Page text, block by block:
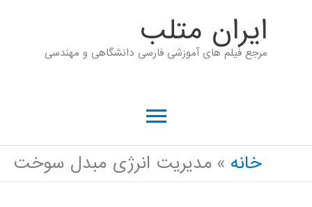
ايران متلب
مرجع فیلم های آموزشی فارسی دانشگاهی و مهندسی
فهرست
اصلی
خانه مدیریت انرژی مبدل سوخت